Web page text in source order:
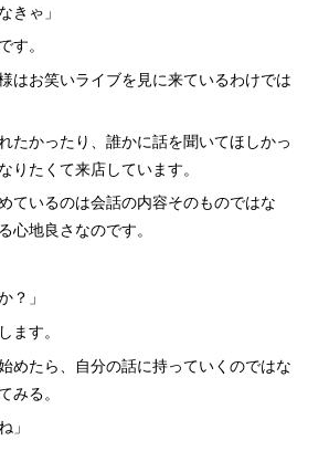
レイな更衣室完備
ックス
ワーク
面接
給料明細」公開中
合わせ
きゃ」
す。
はお笑いライブを見に来ているわけでは
たかったり、誰かに話を聞いてほしかっ
りたくて来店しています。
ているのは会話の内容そのものではな
心地良さなのです。
？」
ます。
めたら、自分の話に持っていくのではな
みる。
」